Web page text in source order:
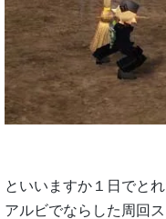
といいますか１日でと
アルビでならした周回